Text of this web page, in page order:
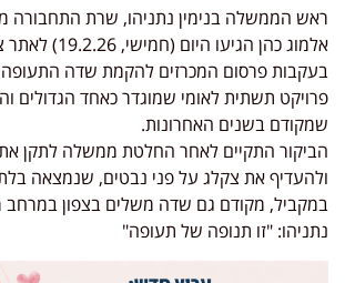
ראש הממשלה בנימין נתניהו, שרת התחבורה
אלמוג כהן הגיעו
בעקבות פרסום המכרזים להקמת שדה
פרויקט תשתית לאומי שמוגדר כאחד הגדולים
שמקודם בשנים האחרונות.
הביקור התקיים לאחר החלטת ממשלה לתקן
ולהעדיף את צקלג על פני נבטים, שנמצאה
במקביל, מקודם גם שדה משלים בצפון במרחב
נתניהו: "זו תנופה של תעופה"